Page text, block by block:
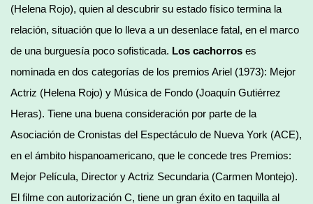
(Helena Rojo), quien al descubrir su estado físico termina la
relación, situación que lo lleva a un desenlace fatal, en el marco
de una burguesía poco sofisticada. Los cachorros es
nominada en dos categorías de los premios Ariel (1973): Mejor
Actriz (Helena Rojo) y Música de Fondo (Joaquín Gutiérrez
Heras). Tiene una buena consideración por parte de la
Asociación de Cronistas del Espectáculo de Nueva York (ACE),
en el ámbito hispanoamericano, que le concede tres Premios:
Mejor Película, Director y Actriz Secundaria (Carmen Montejo).
El filme con autorización C, tiene un gran éxito en taquilla al